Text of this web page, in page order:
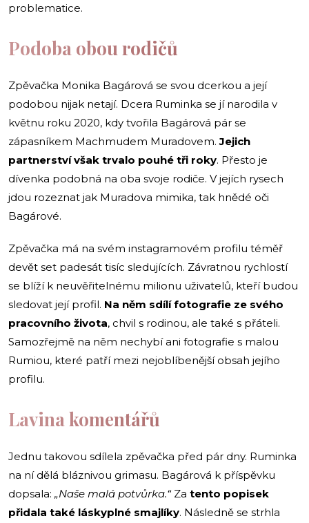
problematice.
Podoba obou rodičů
Zpěvačka Monika Bagárová se svou dcerkou a její
podobou nijak netají. Dcera Ruminka se jí narodila v
květnu roku 2020, kdy tvořila Bagárová pár se
zápasníkem Machmudem Muradovem.Jejich
partnerství však trvalo pouhé tři roky. Přesto je
dívenka podobná na oba svoje rodiče. V jejích rysech
jdou rozeznat jak Muradova mimika, tak hnědé oči
Bagárové.
Zpěvačka má na svém instagramovém profilu téměř
devět set padesát tisíc sledujících. Závratnou rychlostí
se blíží k neuvěřitelnému milionu uživatelů, kteří budou
sledovat její profil. Na něm sdílí fotografie ze svého
pracovního života, chvil s rodinou, ale také s přáteli.
Samozřejmě na něm nechybí ani fotografie s malou
Rumiou, které patří mezi nejoblíbenější obsah jejího
profilu.
Lavina komentářů
Jednu takovou sdílela zpěvačka před pár dny. Ruminka
na ní dělá bláznivou grimasu. Bagárová k příspěvku
dopsala: „Naše malá potvůrka.“Za tento popisek
přidala také láskyplné smajlíky. Následně se strhla